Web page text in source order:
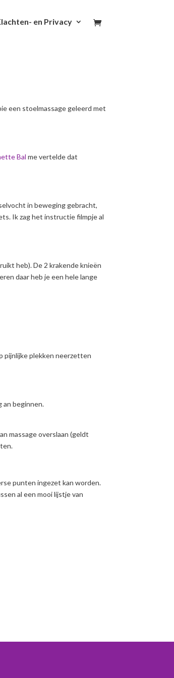
en Privacy
een stoelmassage geleerd met
Bal me vertelde dat
in beweging gebracht,
Ik zag het instructie filmpje al
heb). De 2 krakende knieën
daar heb je een hele lange
pijnlijke plekken neerzetten
an beginnen.
massage overslaan (geldt
punten ingezet kan worden.
al een mooi lijstje van